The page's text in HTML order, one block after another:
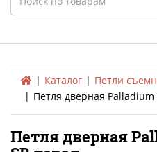
Каталог
Петли
Петля дверная Palladium
Петля дверная